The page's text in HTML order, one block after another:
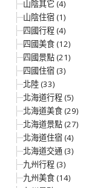
山陰其它 (4)
山陰住宿 (1)
四國行程 (4)
四國美食 (12)
四國景點 (21)
四國住宿 (3)
北陸 (33)
北海道行程 (5)
北海道美食 (29)
北海道景點 (27)
北海道住宿 (4)
北海道交通 (3)
九州行程 (3)
九州美食 (14)